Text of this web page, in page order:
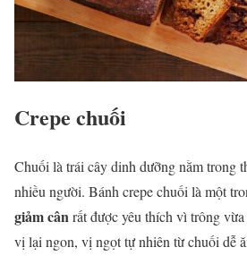
Crepe chuối
Chuối là trái cây dinh dưỡng nằm trong
nhiều người. Bánh crepe chuối là một
giảm cânrất được yêu thích vì trông
vị lại ngon, vị ngọt tự nhiên từ chuối dễ